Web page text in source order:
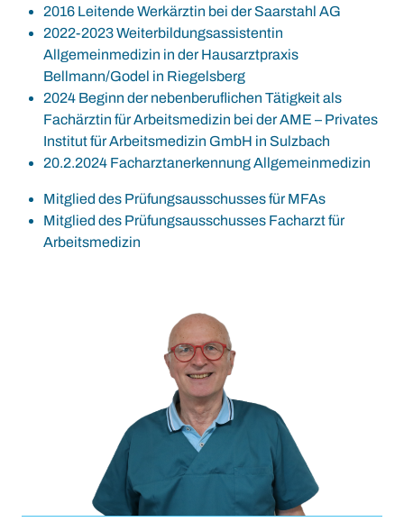
2016 Leitende Werkärztin bei der Saarstahl AG
2022-2023 Weiterbildungsassistentin
Allgemeinmedizin in der Hausarztpraxis
Bellmann/Godel in Riegelsberg
2024 Beginn der nebenberuflichen Tätigkeit als
Fachärztin für Arbeitsmedizin bei der AME – Privates
Institut für Arbeitsmedizin GmbH in Sulzbach
20.2.2024 Facharztanerkennung Allgemeinmedizin
Mitglied des Prüfungsausschusses für MFAs
Mitglied des Prüfungsausschusses Facharzt für
Arbeitsmedizin